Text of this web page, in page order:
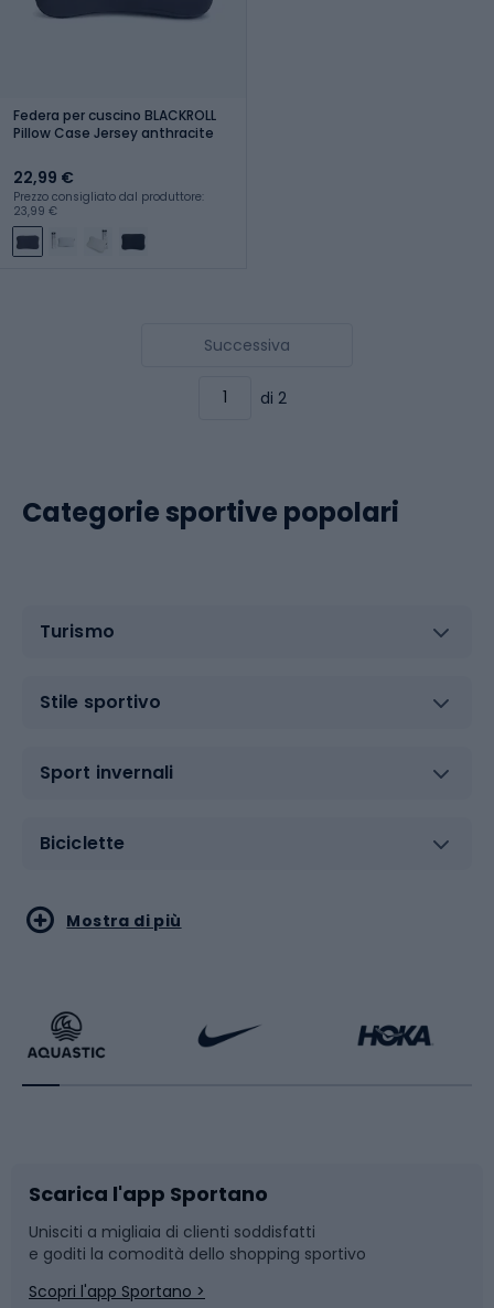
Federa per cuscino BLACKROLL
Pillow Case Jersey anthracite
22,99 €
Prezzo consigliato dal produttore:
23,99 €
Successiva
di 2
Categorie sportive popolari
Turismo
Stile sportivo
Sport invernali
Biciclette
Sport acquatici
Bikepacking
Bushcraft
Corsa
Sport di arti marziali
Sport con le racchette
Slitte e slittini
Snowboard
Mostra di più
Scarica l'app Sportano
Unisciti a migliaia di clienti soddisfatti
e goditi la comodità dello shopping sportivo
Scopri l'app Sportano >